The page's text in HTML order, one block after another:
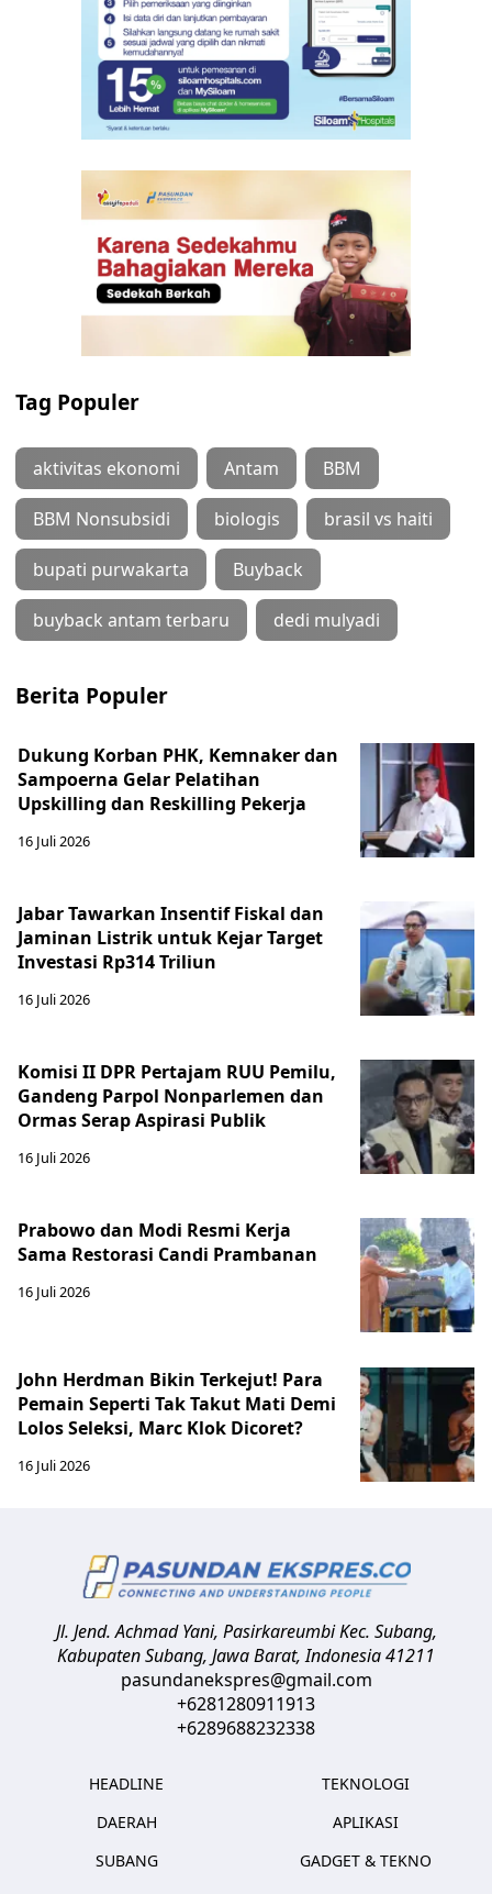
Tag Populer
aktivitas ekonomi Antam BBM
BBM Nonsubsidi biologis brasil vs haiti
bupati purwakarta Buyback
buyback antam terbaru dedi mulyadi
Berita Populer
Dukung Korban PHK, Kemnaker dan
Sampoerna Gelar Pelatihan
Upskilling dan Reskilling Pekerja
16 Juli 2026
Jabar Tawarkan Insentif Fiskal dan
Jaminan Listrik untuk Kejar Target
Investasi Rp314 Triliun
16 Juli 2026
Komisi II DPR Pertajam RUU Pemilu,
Gandeng Parpol Nonparlemen dan
Ormas Serap Aspirasi Publik
16 Juli 2026
Prabowo dan Modi Resmi Kerja
Sama Restorasi Candi Prambanan
16 Juli 2026
John Herdman Bikin Terkejut! Para
Pemain Seperti Tak Takut Mati Demi
Lolos Seleksi, Marc Klok Dicoret?
16 Juli 2026
Jl. Jend. Achmad Yani, Pasirkareumbi Kec. Subang,
Kabupaten Subang, Jawa Barat,Indonesia41211
pasundanekspres@gmail.com
+6281280911913
+6289688232338
HEADLINE
DAERAH
SUBANG
TEKNOLOGI
APLIKASI
GADGET & TEKNO